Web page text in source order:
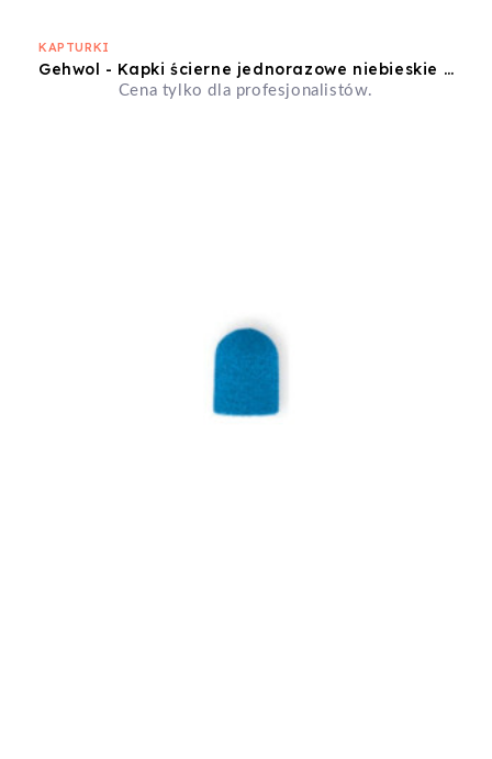
KAPTURKI
Gehwol - Kapki ścierne jednorazowe niebieskie 10mm extra gruboziarniste 10szt
Cena tylko dla profesjonalistów.